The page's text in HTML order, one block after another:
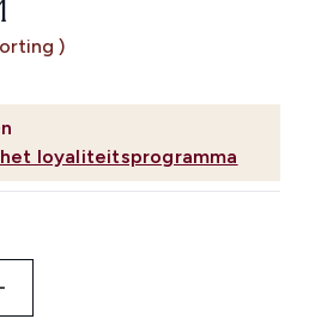
loyaliteitsprogramma
RETAIL PRICE:
PRIJS:
)